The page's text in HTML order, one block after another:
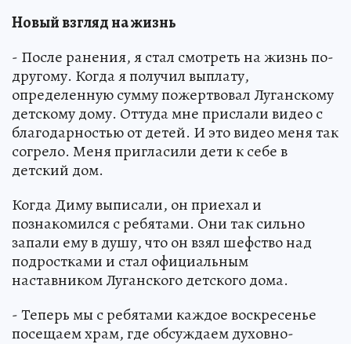
Новый взгляд на жизнь
- После ранения, я стал смотреть на жизнь по-
другому. Когда я получил выплату,
определенную сумму пожертвовал Луганскому
детскому дому. Оттуда мне прислали видео с
благодарностью от детей. И это видео меня так
согрело. Меня пригласили дети к себе в
детский дом.
Когда Диму выписали, он приехал и
познакомился с ребятами. Они так сильно
запали ему в душу, что он взял шефство над
подростками и стал официальным
наставником Луганского детского дома.
- Теперь мы с ребятами каждое воскресенье
посещаем храм, где обсуждаем духовно-